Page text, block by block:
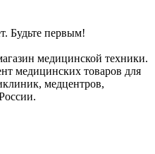
Будьте первым!
медицинской техники.
медицинских товаров для
медцентров,